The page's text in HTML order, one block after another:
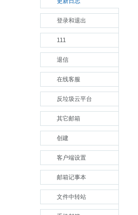
登录和退出
111
退信
在线客服
反垃圾云平台
其它邮箱
创建
客户端设置
邮箱记事本
文件中转站